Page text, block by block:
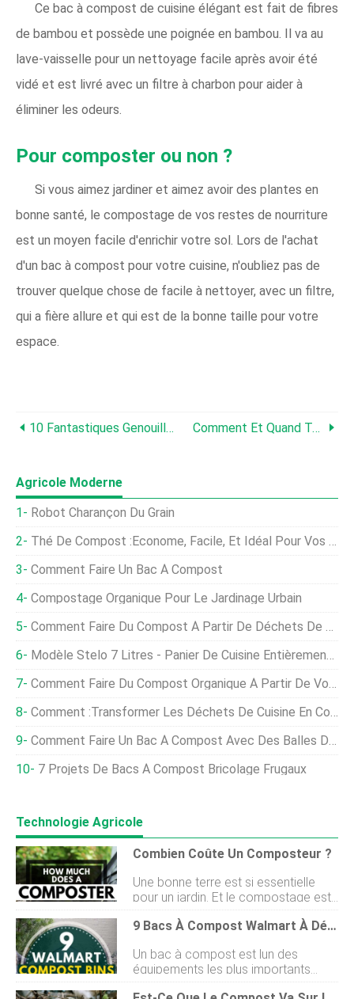
Ce bac à compost de cuisine élégant est fait de fibres
de bambou et possède une poignée en bambou. Il va au
lave-vaisselle pour un nettoyage facile après avoir été
vidé et est livré avec un filtre à charbon pour aider à
éliminer les odeurs.
Pour composter ou non ?
Si vous aimez jardiner et aimez avoir des plantes en
bonne santé, le compostage de vos restes de nourriture
est un moyen facile d'enrichir votre sol. Lors de l'achat
d'un bac à compost pour votre cuisine, n'oubliez pas de
trouver quelque chose de facile à nettoyer, avec un filtre,
qui a fière allure et qui est de la bonne taille pour votre
espace.
10 Fantastiques Genouillères De Jardin Robustes Comment Et Quand Tailler Les Pins
Agricole Moderne
Robot Charançon Du Grain
Thé De Compost :économe, Facile, Et Idéal Pour Vos Plantes
Comment Faire Un Bac À Compost
Compostage Organique Pour Le Jardinage Urbain
Comment Faire Du Compost À Partir De Déchets De Cuisine
Modèle Stelo 7 Litres - Panier De Cuisine Entièrement Ventilé
Comment Faire Du Compost Organique À Partir De Vos Déchets De Cuisine, Fumier
Comment :transformer Les Déchets De Cuisine En Compost Précieux Avec Un Compostage Simple
Comment Faire Un Bac À Compost Avec Des Balles De Paille
7 Projets De Bacs À Compost Bricolage Frugaux
Technologie Agricole
Combien Coûte Un Composteur ?
Une bonne terre est si essentielle
pour un jardin. Et le compostage est
lun des meilleurs moyens
daugmenter naturellement votre sol.
procurer un composteur, mais vous
voulez savoir combien coûte un
composteur ?Vous devrez dabord
9 Bacs À Compost Walmart À Découvrir
Un bac à compost est lun des
équipements les plus importants
quun jardinier devrait avoir. Les bacs